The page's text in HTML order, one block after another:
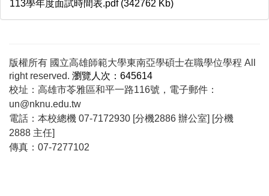
113學年度面試時間表.pdf (342762 Kb)
版權所有 國立高雄師範大學東南亞學碩士在職學位學程 All
right reserved. 瀏覽人次：645614
校址：高雄市苓雅區和平一路116號，電子郵件：
un@nknu.edu.tw
電話：本校總機 07-7172930 [分機2886 辦公室] [分機
2888 主任]
傳真：07-7277102